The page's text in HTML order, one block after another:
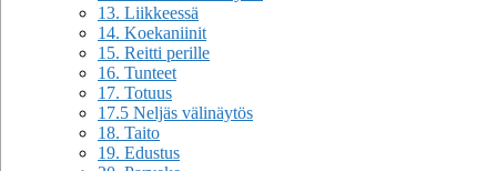
13. Liikkeessä
14. Koekaniinit
15. Reitti perille
16. Tunteet
17. Totuus
17.5 Neljäs välinäytös
18. Taito
19. Edustus